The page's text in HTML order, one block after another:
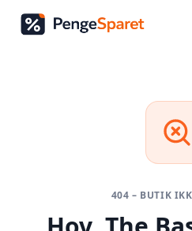
404 – BUTIK